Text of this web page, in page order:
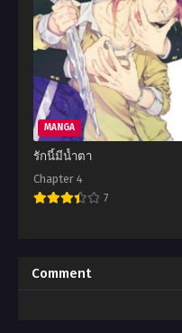
MANGA
รักนี้มีน้ำตา
Chapter 4
7
Comment